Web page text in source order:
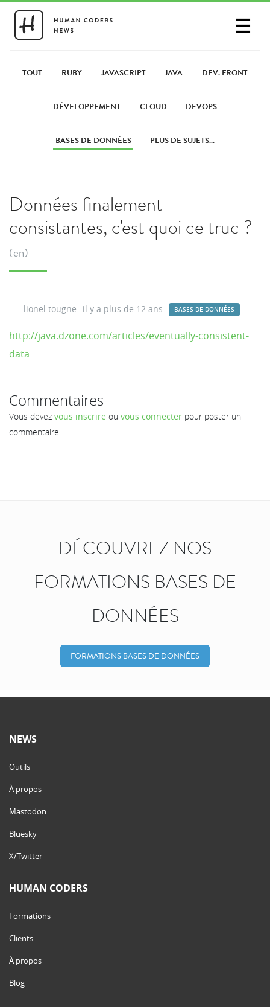
☰
PARTAGER UN LIEN
TOUT RUBY JAVASCRIPT JAVA DEV. FRONT
DÉVELOPPEMENT CLOUD DEVOPS
BASES DE DONNÉES PLUS DE SUJETS...
Données finalement
consistantes, c'est quoi ce truc ?
(en)
lionel tougne il y a plus de 12 ans BASES DE DONNÉES
http://java.dzone.com/articles/eventually-consistent-
data
Commentaires
Vous devez vous inscrire ou vous connecter pour poster un
commentaire
DÉCOUVREZ NOS
FORMATIONS BASES DE
DONNÉES
FORMATIONS BASES DE DONNÉES
NEWS
Outils
À propos
Mastodon
Bluesky
X/Twitter
HUMAN CODERS
Formations
Clients
À propos
Blog